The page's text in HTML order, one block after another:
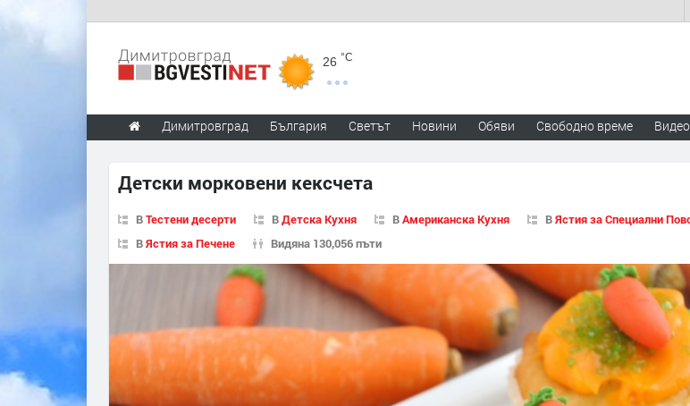
26 °C
Димитровград България Светът Новини Обяви Свободно време Видео
Детски морковени кексчета
ВТестени десерти ВДетска Кухня ВАмериканска Кухня ВЯстия за Специални
ВЯстия за Печене Видяна 130,056 пъти